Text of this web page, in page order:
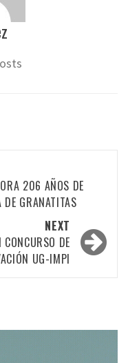
206 AÑOS DE
GRANATITAS
NEXT
DE
UG-IMPI